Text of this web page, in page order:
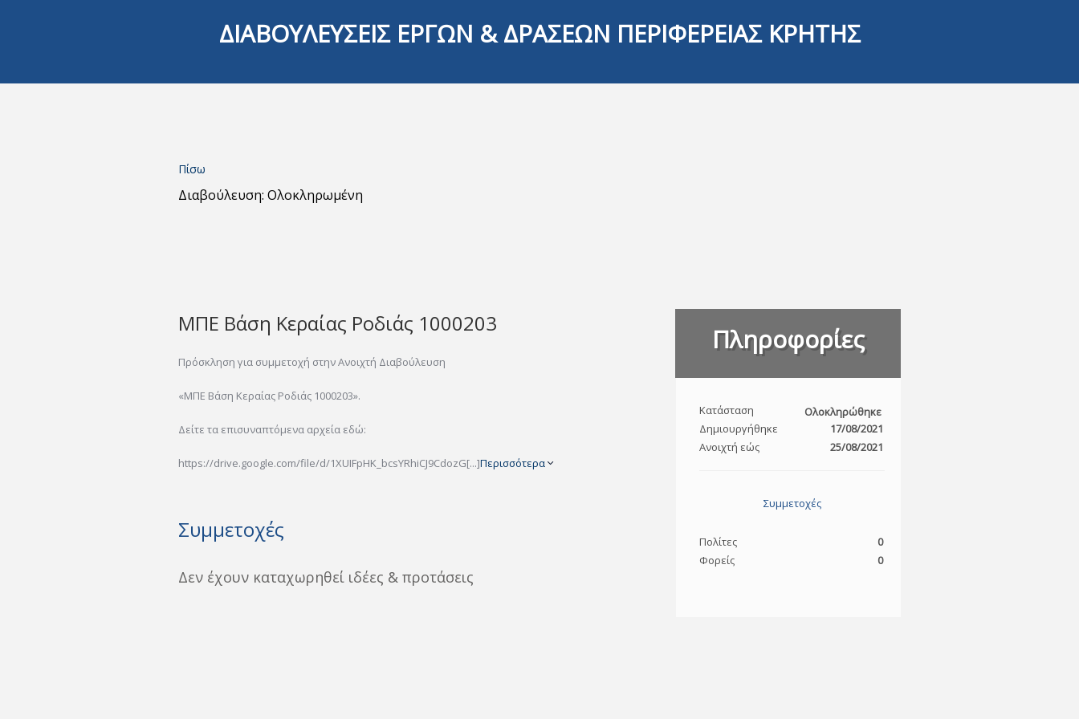
ΔΙΑΒΟΥΛΕΥΣΕΙΣ ΕΡΓΩΝ & ΔΡΑΣΕΩΝ ΠΕΡΙΦΕΡΕΙΑΣ ΚΡΗΤΗΣ
Πίσω
Διαβούλευση: Ολοκληρωμένη
ΜΠΕ Βάση Κεραίας Ροδιάς 1000203
Πρόσκληση για συμμετοχή στην Ανοιχτή Διαβούλευση
«ΜΠΕ Βάση Κεραίας Ροδιάς 1000203».
Δείτε τα επισυναπτόμενα αρχεία εδώ:
https://drive.google.com/file/d/1XUIFpHK_bcsYRhiCJ9CdozG[...]Περισσότερα
Συμμετοχές
Δεν έχουν καταχωρηθεί ιδέες & προτάσεις
Πληροφορίες
Κατάσταση
Ολοκληρώθηκε
Δημιουργήθηκε
17/08/2021
Ανοιχτή εώς
25/08/2021
Συμμετοχές
Πολίτες
0
Φορείς
0